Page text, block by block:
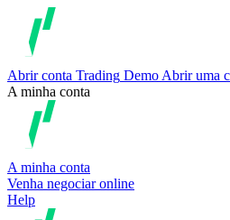
Abrir conta Trading Demo Abrir uma
A minha conta
A minha conta
Venha negociar online
Help